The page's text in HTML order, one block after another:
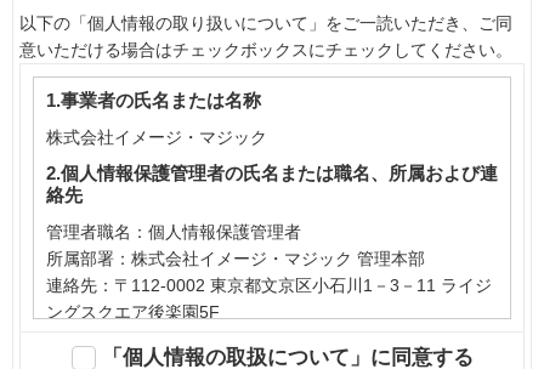
以下の「個人情報の取り扱いについて」をご一読いただき、ご同
意いただける場合はチェックボックスにチェックしてください。
1.事業者の氏名または名称
株式会社イメージ・マジック
2.個人情報保護管理者の氏名または職名、所属および連
絡先
管理者職名：個人情報保護管理者
所属部署：株式会社イメージ・マジック 管理本部
連絡先：〒112-0002 東京都文京区小石川1－3－11 ライジ
ングスクエア後楽園5F
「個人情報の取扱について」に同意する